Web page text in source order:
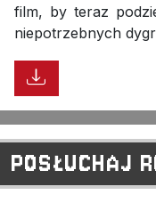
film, by teraz
niepotrzebnych
POSŁUCHAJ